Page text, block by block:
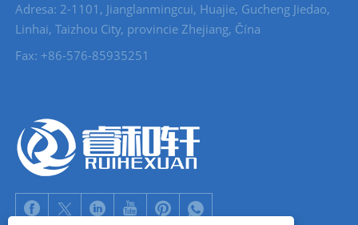
Adresa: 2-1101, Jianglanmingcui, Huajie, Gucheng Jiedao,
Linhai, Taizhou City, provincie Zhejiang, Čína
Fax: +86-576-85935251